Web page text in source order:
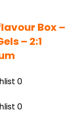
Box –
– 2:1
0
0